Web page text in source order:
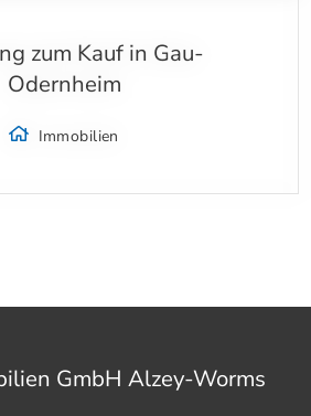
zum Kauf in Gau-
Odernheim
Immobilien
GmbH Alzey-Worms